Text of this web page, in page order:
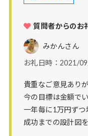
質問者からのお
みかんさん
お礼日時：2021/
貴重なご意見あり
今の目標は金額で
一年毎に1万円ずつ
成功までの設計図